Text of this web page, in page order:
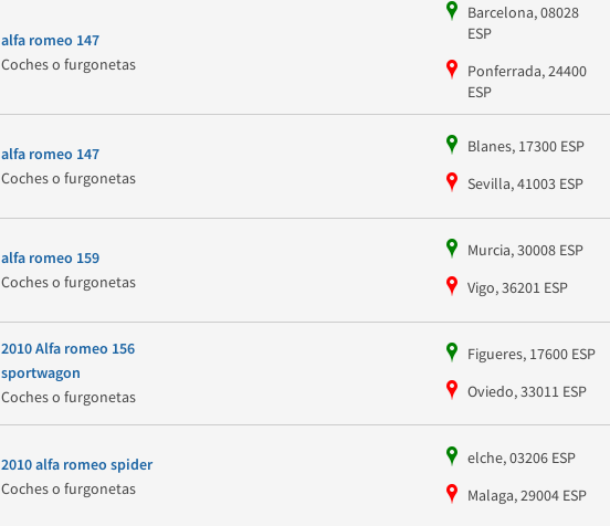
alfa romeo 147
Coches o furgonetas
Barcelona, 08028
ESP
Ponferrada, 24400
ESP
alfa romeo 147
Coches o furgonetas
Blanes, 17300 ESP
Sevilla, 41003 ESP
alfa romeo 159
Coches o furgonetas
Murcia, 30008 ESP
Vigo, 36201 ESP
2010 Alfa romeo 156
sportwagon
Coches o furgonetas
Figueres, 17600 ESP
Oviedo, 33011 ESP
2010 alfa romeo spider
Coches o furgonetas
elche, 03206 ESP
Malaga, 29004 ESP